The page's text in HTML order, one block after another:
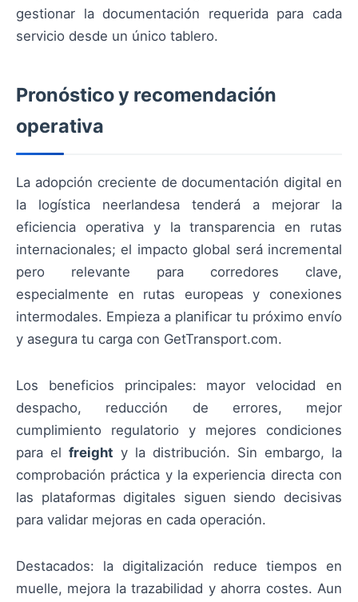
gestionar la documentación requerida para cada
servicio desde un único tablero.
Pronóstico y recomendación
operativa
La adopción creciente de documentación digital en
la logística neerlandesa tenderá a mejorar la
eficiencia operativa y la transparencia en rutas
internacionales; el impacto global será incremental
pero relevante para corredores clave,
especialmente en rutas europeas y conexiones
intermodales. Empieza a planificar tu próximo envío
y asegura tu carga con GetTransport.com.
Los beneficios principales: mayor velocidad en
despacho, reducción de errores, mejor
cumplimiento regulatorio y mejores condiciones
para el freight y la distribución. Sin embargo, la
comprobación práctica y la experiencia directa con
las plataformas digitales siguen siendo decisivas
para validar mejoras en cada operación.
Destacados: la digitalización reduce tiempos en
muelle, mejora la trazabilidad y ahorra costes. Aun